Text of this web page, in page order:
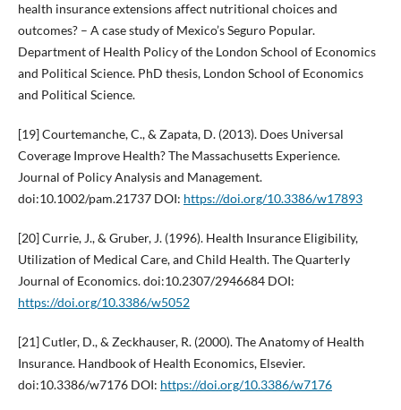
health insurance extensions affect nutritional choices and
outcomes? – A case study of Mexico’s Seguro Popular.
Department of Health Policy of the London School of Economics
and Political Science. PhD thesis, London School of Economics
and Political Science.
[19] Courtemanche, C., & Zapata, D. (2013). Does Universal
Coverage Improve Health? The Massachusetts Experience.
Journal of Policy Analysis and Management.
doi:10.1002/pam.21737 DOI: https://doi.org/10.3386/w17893
[20] Currie, J., & Gruber, J. (1996). Health Insurance Eligibility,
Utilization of Medical Care, and Child Health. The Quarterly
Journal of Economics. doi:10.2307/2946684 DOI:
https://doi.org/10.3386/w5052
[21] Cutler, D., & Zeckhauser, R. (2000). The Anatomy of Health
Insurance. Handbook of Health Economics, Elsevier.
doi:10.3386/w7176 DOI: https://doi.org/10.3386/w7176